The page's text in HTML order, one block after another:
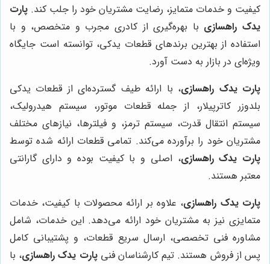
کیفیت و خدمات متمایز، رضایت مشتریان خود را جلب کند. پارت
یدک راهسازی با بهره‌گیری از کادری مجرب و متخصص، و با
استفاده از بهترین برندهای قطعات یدکی، توانسته است جایگاه
ویژه‌ای در بازار به دست آورد.
پارت یدک راهسازی، با ارائه طیف گسترده‌ای از قطعات یدکی
بلدوزر کاترپیلار، از جمله قطعات موتور، سیستم هیدرولیک،
سیستم انتقال قدرت، سیستم ترمز، و فیلترها، نیازهای مختلف
مشتریان خود را برآورده می‌کند. تمامی قطعات ارائه شده توسط
پارت یدک راهسازی، اصلی و با کیفیت بوده و دارای گارانتی
معتبر هستند.
پارت یدک راهسازی، علاوه بر ارائه محصولات با کیفیت، خدمات
متمایزی نیز به مشتریان خود ارائه می‌دهد. این خدمات، شامل
مشاوره فنی تخصصی، ارسال سریع قطعات، و پشتیبانی کامل
پس از فروش هستند. تیم کارشناسان فنیپارت یدک راهسازی، با